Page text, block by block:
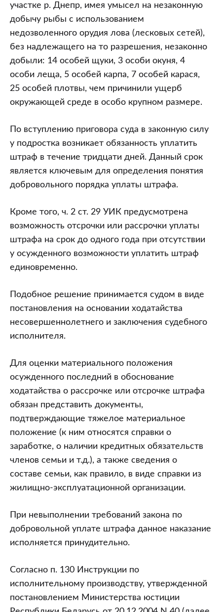
участке р. Днепр, имея умысел на незаконную
добычу рыбы с использованием
недозволенного орудия лова (лесковых сетей),
без надлежащего на то разрешения, незаконно
добыли: 14 особей щуки, 3 особи окуня, 4
особи леща, 5 особей карпа, 7 особей карася,
25 особей плотвы, чем причинили ущерб
окружающей среде в особо крупном размере.
По вступлению приговора суда в законную силу
у подростка возникает обязанность уплатить
штраф в течение тридцати дней. Данный срок
является ключевым для определения понятия
добровольного порядка уплаты штрафа.
Кроме того, ч. 2 ст. 29 УИК предусмотрена
возможность отсрочки или рассрочки уплаты
штрафа на срок до одного года при отсутствии
у осужденного возможности уплатить штраф
единовременно.
Подобное решение принимается судом в виде
постановления на основании ходатайства
несовершеннолетнего и заключения судебного
исполнителя.
Для оценки материального положения
осужденного последний в обоснование
ходатайства о рассрочке или отсрочке штрафа
обязан представить документы,
подтверждающие тяжелое материальное
положение (к ним относятся справки о
заработке, о наличии кредитных обязательств
членов семьи и т.д.), а также сведения о
составе семьи, как правило, в виде справки из
жилищно-эксплуатационной организации.
При невыполнении требований закона по
добровольной уплате штрафа данное наказание
исполняется принудительно.
Согласно п. 130 Инструкции по
исполнительному производству, утвержденной
постановлением Министерства юстиции